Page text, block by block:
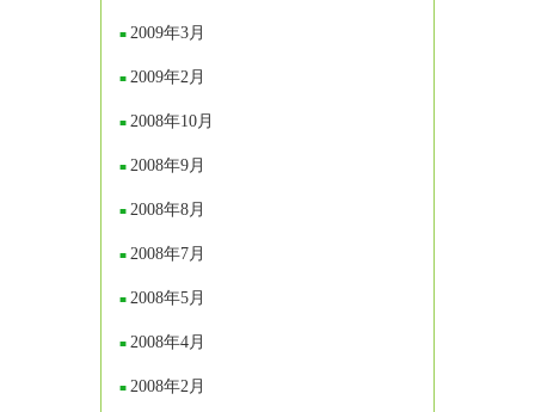
2009年3月
2009年2月
2008年10月
2008年9月
2008年8月
2008年7月
2008年5月
2008年4月
2008年2月